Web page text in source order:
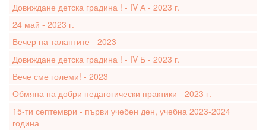
Довиждане детска градина ! - IV А - 2023 г.
24 май - 2023 г.
Вечер на талантите - 2023
Довиждане детска градина ! - IV Б - 2023 г.
Вече сме големи! - 2023
Обмяна на добри педагогически практики - 2023 г.
15-ти септември - първи учебен ден, учебна 2023-2024
година